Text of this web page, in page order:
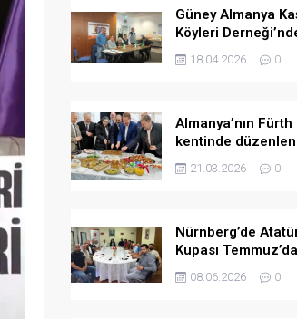
Güney Almanya
Köyleri
yeni yönetim
18.04.2026 0
Almanya’nın Fürth
kentinde
bayramlaşma
programında birlik
21.03.2026 0
Nürnberg’de
Kupası Temmuz’da
düzenlenecek
08.06.2026 0